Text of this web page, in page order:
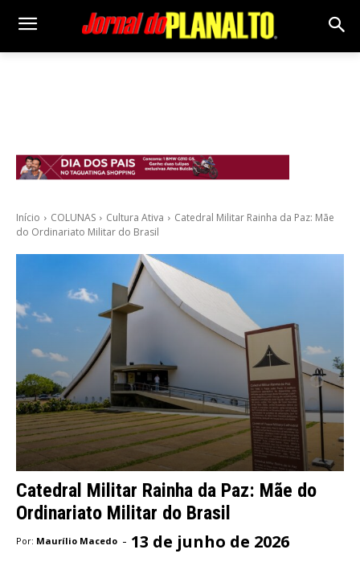
Início COLUNAS Cultura Ativa
Catedral Militar Rainha da Paz: Mãe
do Ordinariato Militar do Brasil
Catedral Militar Rainha da Paz: Mãe do
Ordinariato Militar do Brasil
Por: Maurílio Macedo - 13 de junho de 2026